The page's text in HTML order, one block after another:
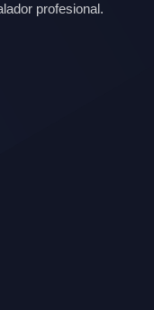
profesional.